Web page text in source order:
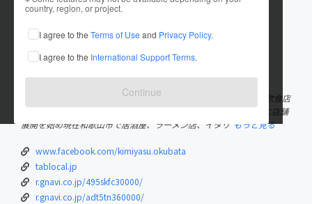
country, region, or project.
I agree to the Terms of Use and Privacy Policy.
I agree to the International Support Terms.
Continue
これまでに34回支援して2件のプロジェクトを投稿しています
在住国：日本 現在地：和歌山県
出身国：日本 出身地：和歌山県
和歌山県和歌山市出身 １９７７年３月生まれ ２３歳より独立し飲食店
を開業５年前より「飲食業から始めるまちづくり」をコンセプトに店舗
展開を始め現在和歌山市で居酒屋、ラーメン店、イタリ もっと見る
www.facebook.com/kimiyasu.okubata
tablocal.jp
r.gnavi.co.jp/495skfc30000/
r.gnavi.co.jp/adt5tn360000/